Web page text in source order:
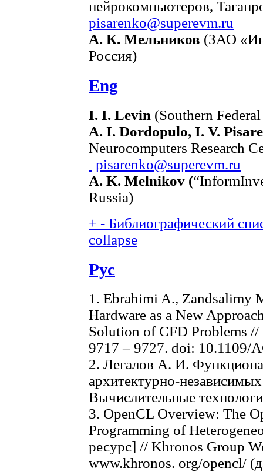
нейрокомпьютеров,
pisarenko@superevm.ru
А. К. Мельников (ЗАО
Россия)
Eng
I. I. Levin (Southern
A. I. Dordopulo, I. V.
Neurocomputers Research
pisarenko@superevm.ru
A. K. Melnikov (
Russia)
+ - Библиографический
collapse
Рус
1. Ebrahimi A., Zandsalimy
Hardware as a New
Solution of CFD Problems //
9717 – 9727. doi: 10.1109/
2. Легалов А. И.
архитектурно-
Вычислительные
3. OpenCL Overview: The
Programming of
ресурс] // Khronos Group
www.khronos. org/opencl/